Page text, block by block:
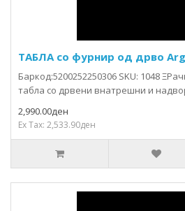
ТАБЛА со фурнир од дрво
Баркод:5200252250306 SKU: 1048
табла со дрвени внатрешни и
2,990.00ден
Ex Tax: 2,533.90ден